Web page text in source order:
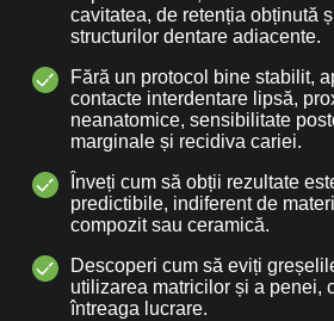
cavitatea, de retenția obținută
structurilor dentare adiacente.
Fără un protocol bine stabilit,
contacte interdentare lipsă,
neanatomice, sensibilitate
marginale și recidiva cariei.
Înveți cum să obții rezultate
predictibile, indiferent de
compozit sau ceramică.
Descoperi cum să eviți
utilizarea matricilor și a penei,
întreaga lucrare.